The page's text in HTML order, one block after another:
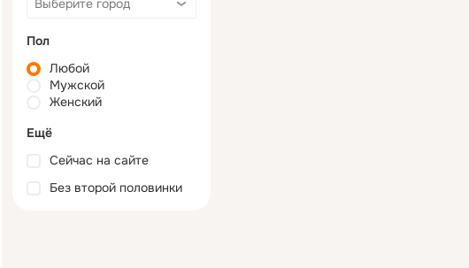
Пол
Любой
Мужской
Женский
Ещё
Сейчас на сайте
Без второй половинки